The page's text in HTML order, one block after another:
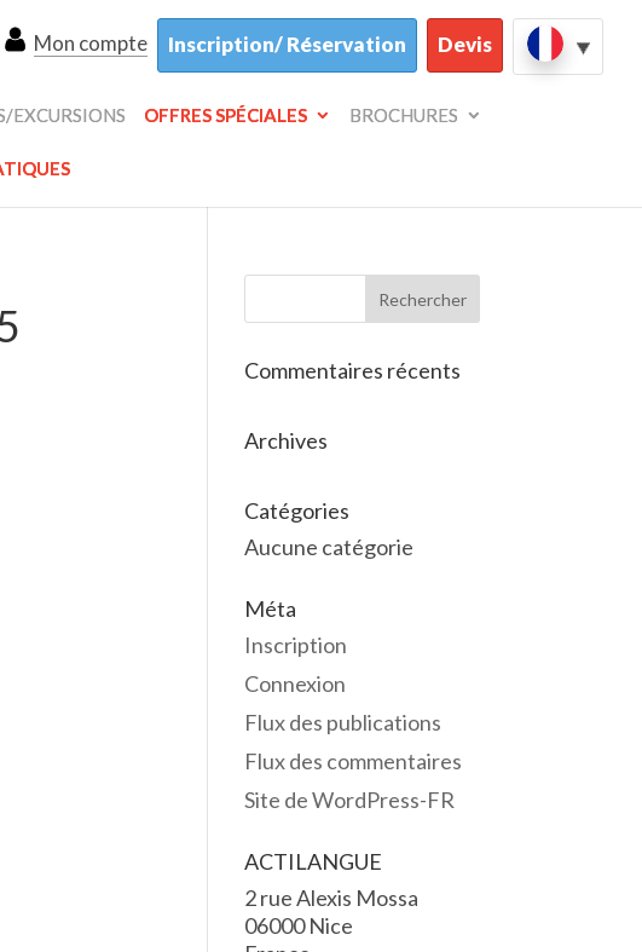
Mon compte Inscription/ Réservation Devis
EXCURSIONS OFFRES SPÉCIALES BROCHURES
Commentaires récents
Archives
Catégories
Aucune catégorie
Méta
Inscription
Connexion
Flux des publications
Flux des commentaires
Site de WordPress-FR
ACTILANGUE
2 rue Alexis Mossa
06000 Nice